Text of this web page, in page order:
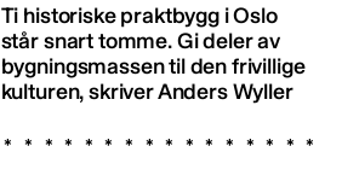
Ti historiske praktbygg i Oslo
står snart tomme. Gi deler av
bygningsmassen til den frivillige
kulturen, skriver Anders Wyller